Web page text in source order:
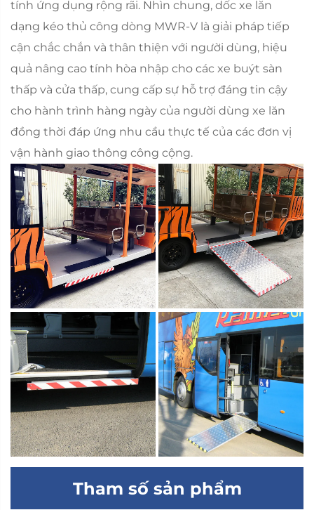
tính ứng dụng rộng rãi. Nhìn chung, dốc xe lăn
dạng kéo thủ công dòng MWR-V là giải pháp tiếp
cận chắc chắn và thân thiện với người dùng, hiệu
quả nâng cao tính hòa nhập cho các xe buýt sàn
thấp và cửa thấp, cung cấp sự hỗ trợ đáng tin cậy
cho hành trình hàng ngày của người dùng xe lăn
đồng thời đáp ứng nhu cầu thực tế của các đơn vị
vận hành giao thông công cộng.
Tham số sản phẩm